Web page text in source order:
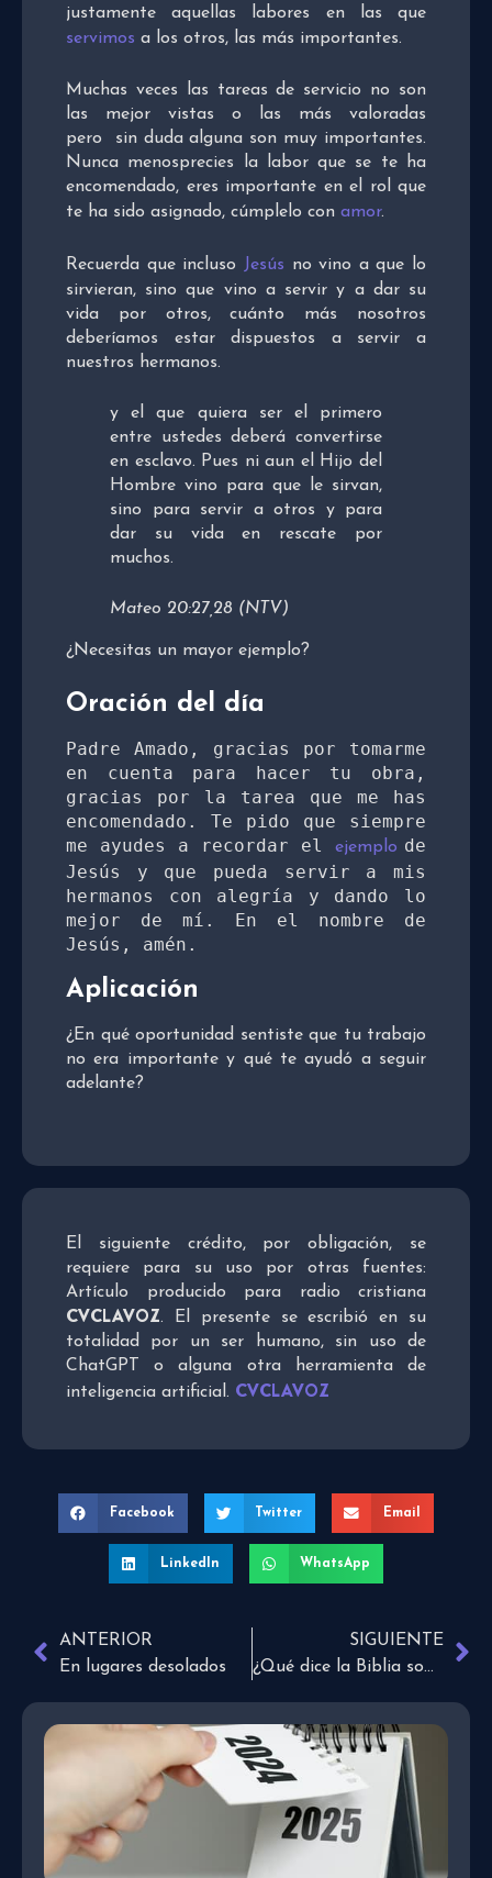
justamente aquellas labores en las que
servimos a los otros, las más importantes.
Muchas veces las tareas de servicio no son
las mejor vistas o las más valoradas
pero sin duda alguna son muy importantes.
Nunca menosprecies la labor que se te ha
encomendado, eres importante en el rol que
te ha sido asignado, cúmplelo con amor.
Recuerda que incluso Jesús no vino a que lo
sirvieran, sino que vino a servir y a dar su
vida por otros, cuánto más nosotros
deberíamos estar dispuestos a servir a
nuestros hermanos.
y el que quiera ser el primero
entre ustedes deberá convertirse
en esclavo. Pues ni aun el Hijo del
Hombre vino para que le sirvan,
sino para servir a otros y para
dar su vida en rescate por
muchos.
Mateo 20:27,28 (NTV)
¿Necesitas un mayor ejemplo?
Oración del día
Padre Amado, gracias por tomarme
en cuenta para hacer tu obra,
gracias por la tarea que me has
encomendado. Te pido que siempre
me ayudes a recordar el ejemplo de
Jesús y que pueda servir a mis
hermanos con alegría y dando lo
mejor de mí. En el nombre de
Jesús, amén.
Aplicación
¿En qué oportunidad sentiste que tu trabajo
no era importante y qué te ayudó a seguir
adelante?
El siguiente crédito, por obligación, se
requiere para su uso por otras fuentes:
Artículo producido para radio cristiana
CVCLAVOZ. El presente se escribió en su
totalidad por un ser humano, sin uso de
ChatGPT o alguna otra herramienta de
inteligencia artificial. CVCLAVOZ
Facebook Twitter Email
LinkedIn WhatsApp
ANTERIOR
En lugares desolados
SIGUIENTE
¿Qué dice la Biblia sobre honrar a la mamá?